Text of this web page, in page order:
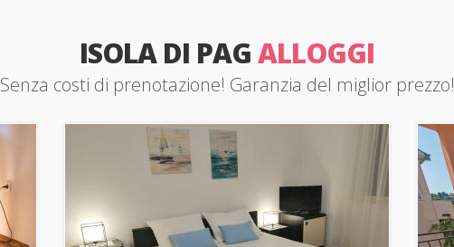
ISOLA DI PAGALLOGGI
Senza costi di prenotazione! Garanzia del miglior prezzo!